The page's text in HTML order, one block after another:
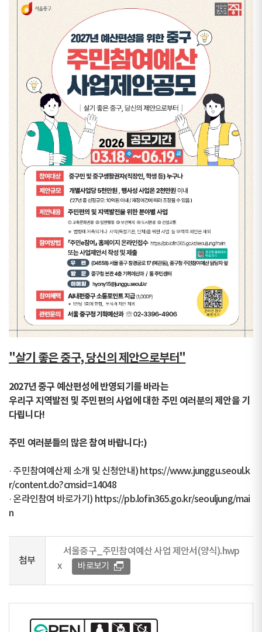
"살기 좋은 중구, 당신의 제안으로부터"
2027년 중구 예산편성에 반영되기를 바라는
우리구 지역발전 및 주민편의 사업에 대한 주민 여러분의 제안을 기
다립니다!
주민 여러분들의 많은 참여 바랍니다:)
· 주민참여예산제 소개 및 신청안내) https://www.junggu.seoul.k
r/content.do?cmsid=14048
· 온라인참여 바로가기) https://pb.lofin365.go.kr/seouljung/mai
n
첨부
서울중구_주민참여예산 사업 제안서(양식).hwp
x
바로보기